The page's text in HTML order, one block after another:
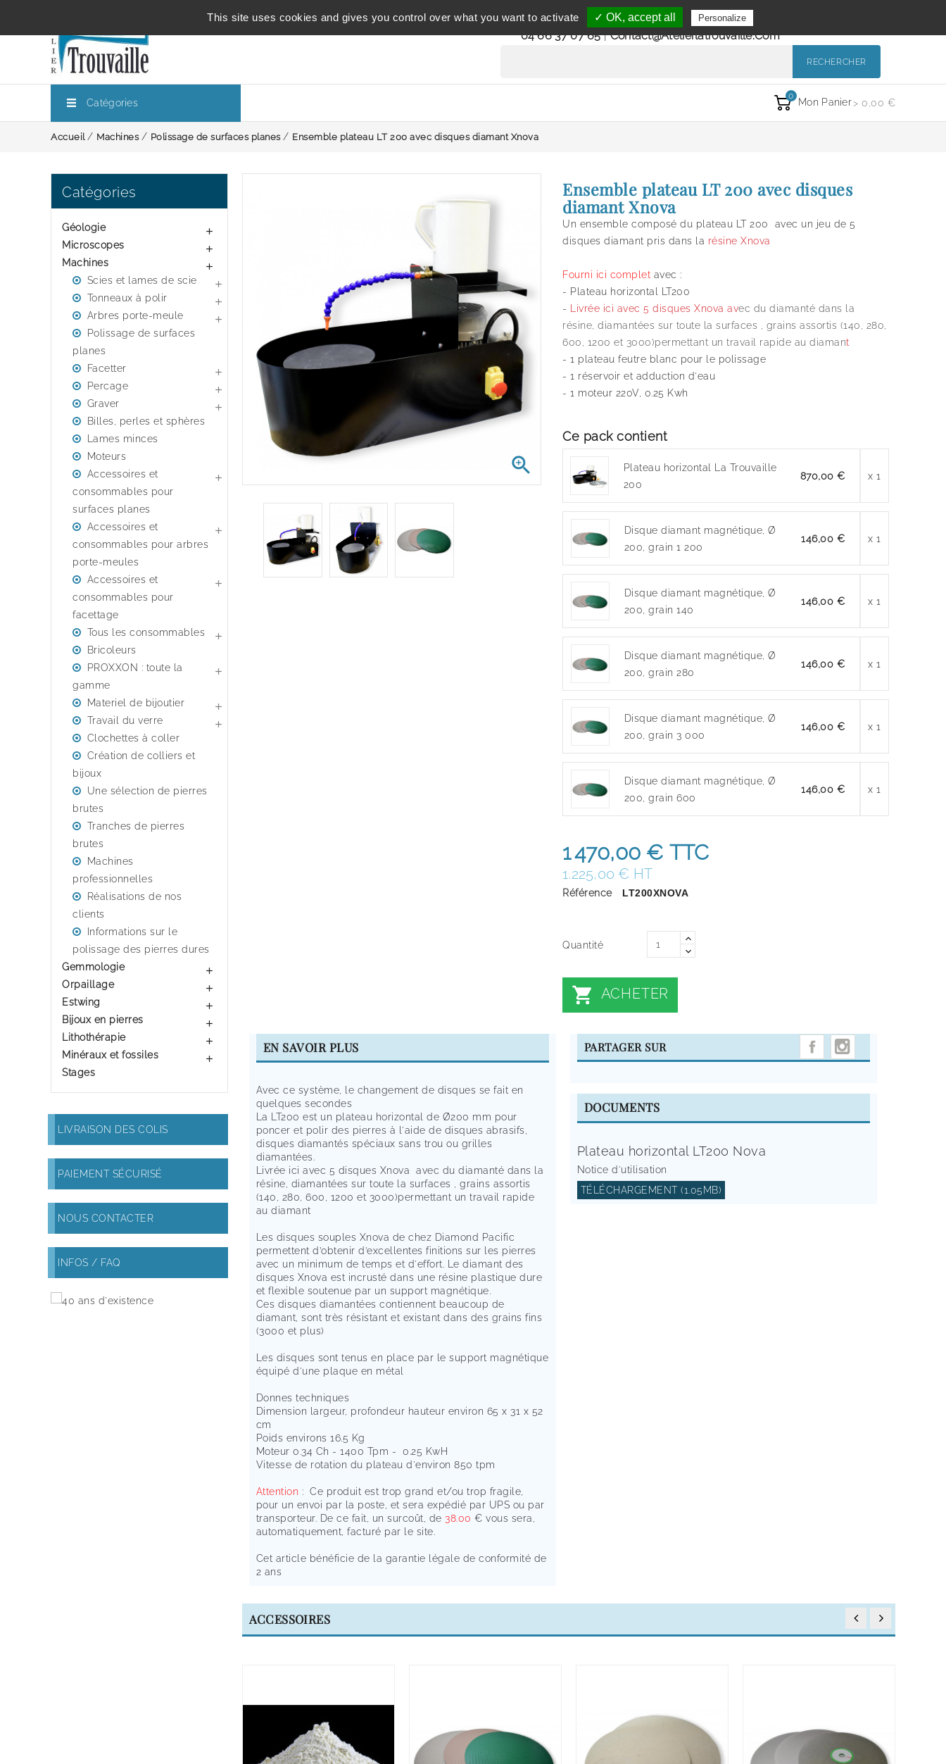
Service clientèle
du lundi au vendredi de 9h à 12h et de 14h à 18h
04 66 37 07 65|Contact@atelierlatrouvaille.com
RECHERCHER
Catégories
0
Mon Panier> 0,00 €
Accueil Machines Polissage de surfaces planes Ensemble plateau LT 200 avec disques diamant Xnova
Catégories
Géologie 
Microscopes 
Machines 
Scies et lames de scie 
Tonneaux à polir 
Arbres porte-meule 
Polissage de surfaces
planes
Facetter

Percage 
Graver 
Billes, perles et sphères
Lames minces
Moteurs
Accessoires et
consommables pour
surfaces planes

Accessoires et
consommables pour arbres
porte-meules

Accessoires et
consommables pour
facettage

Tous les consommables 
Bricoleurs
PROXXON : toute la
gamme

Materiel de bijoutier 
Travail du verre 
Clochettes à coller
Création de colliers et
bijoux
Une sélection de pierres
brutes
Tranches de pierres
brutes
Machines
professionnelles
Réalisations de nos
clients
Informations sur le
polissage des pierres dures
Gemmologie

Orpaillage 
Estwing 
Bijoux en pierres 
Lithothérapie 
Minéraux et fossiles 
Stages
LIVRAISON DES COLIS
PAIEMENT SÉCURISÉ
NOUS CONTACTER
INFOS / FAQ

Ensemble plateau LT 200 avec disques
diamant Xnova
Un ensemble composé du plateau LT 200 avec un jeu de 5
disques diamant pris dans la résine Xnova
Fourni ici complet avec :
- Plateau horizontal LT200
-
Livrée ici avec 5 disques Xnova avec du diamanté dans la
résine, diamantées sur toute la surfaces , grains assortis (140, 280,
600, 1200 et 3000)permettant un travail rapide au diamant
- 1 plateau feutre blanc pour le polissage
- 1 réservoir et adduction d'eau
- 1 moteur 220V, 0.25 Kwh
Ce pack contient
Plateau horizontal La Trouvaille
200
870,00 € x 1
Disque diamant magnétique, Ø
200, grain 1 200
146,00 € x 1
Disque diamant magnétique, Ø
200, grain 140
146,00 € x 1
Disque diamant magnétique, Ø
200, grain 280
146,00 € x 1
Disque diamant magnétique, Ø
200, grain 3 000
146,00 € x 1
Disque diamant magnétique, Ø
200, grain 600
146,00 € x 1
1 470,00 € TTC
1.225,00 € HT
Référence LT200XNOVA
Quantité
 ACHETER
EN SAVOIR PLUS
Avec ce système, le changement de disques se fait en
quelques secondes
La LT200 est un plateau horizontal de Ø200 mm pour
poncer et polir des pierres à l'aide de disques abrasifs,
disques diamantés spéciaux sans trou ou grilles
diamantées.
Livrée ici avec 5 disques Xnova avec du diamanté dans la
résine, diamantées sur toute la surfaces , grains assortis
(140, 280, 600, 1200 et 3000)permettant un travail rapide
au diamant
Les disques souples Xnova de chez Diamond Pacific
permettent d’obtenir d’excellentes finitions sur les pierres
avec un minimum de temps et d'effort. Le diamant des
disques Xnova est incrusté dans une résine plastique dure
et flexible soutenue par un support magnétique.
Ces disques diamantées contiennent beaucoup de
diamant, sont très résistant et existant dans des grains fins
(3000 et plus)
Les disques sont tenus en place par le support magnétique
équipé d'une plaque en métal
Donnes techniques
Dimension largeur, profondeur hauteur environ 65 x 31 x 52
cm
Poids environs 16.5 Kg
Moteur 0.34 Ch - 1400 Tpm - 0.25 KwH
Vitesse de rotation du plateau d'environ 850 tpm
Attention : Ce produit est trop grand et/ou trop fragile,
pour un envoi par la poste, et sera expédié par UPS ou par
transporteur. De ce fait, un surcoût, de 38.00€ vous sera,
automatiquement, facturé par le site.
Cet article bénéficie de la garantie légale de conformité de
2 ans
PARTAGER SUR
DOCUMENTS
Plateau horizontal LT200 Nova
Notice d'utilisation
TÉLÉCHARGEMENT (1.05MB)
ACCESSOIRES
This site uses cookies and gives you control over what you want to activate ✓ OK, accept all Personalize